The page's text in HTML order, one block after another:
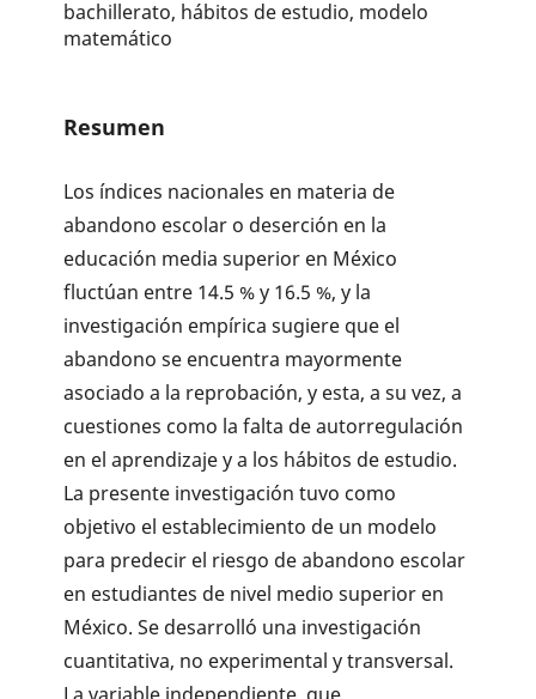
bachillerato, hábitos de estudio, modelo
matemático
Resumen
Los índices nacionales en materia de
abandono escolar o deserción en la
educación media superior en México
fluctúan entre 14.5 % y 16.5 %, y la
investigación empírica sugiere que el
abandono se encuentra mayormente
asociado a la reprobación, y esta, a su vez, a
cuestiones como la falta de autorregulación
en el aprendizaje y a los hábitos de estudio.
La presente investigación tuvo como
objetivo el establecimiento de un modelo
para predecir el riesgo de abandono escolar
en estudiantes de nivel medio superior en
México. Se desarrolló una investigación
cuantitativa, no experimental y transversal.